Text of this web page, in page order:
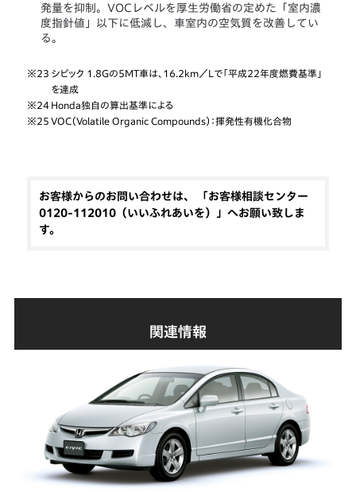
発量を抑制。VOCレベルを厚生労働省の定めた「室内濃
度指針値」以下に低減し、車室内の空気質を改善してい
る。
※23 シビック 1.8Gの5MT車は、16.2km／Lで「平成22年度燃費基準」
を達成
※24 Honda独自の算出基準による
※25 VOC（Volatile Organic Compounds）：揮発性有機化合物
お客様からのお問い合わせは、 「お客様相談センター
0120-112010（いいふれあいを）」へお願い致しま
す。
関連情報